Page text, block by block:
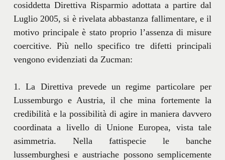
cosiddetta Direttiva Risparmio adottata a partire dal
Luglio 2005, si è rivelata abbastanza fallimentare, e il
motivo principale è stato proprio l’assenza di misure
coercitive. Più nello specifico tre difetti principali
vengono evidenziati da Zucman:
1. La Direttiva prevede un regime particolare per
Lussemburgo e Austria, il che mina fortemente la
credibilità e la possibilità di agire in maniera davvero
coordinata a livello di Unione Europea, vista tale
asimmetria. Nella fattispecie le banche
lussemburghesi e austriache possono semplicemente